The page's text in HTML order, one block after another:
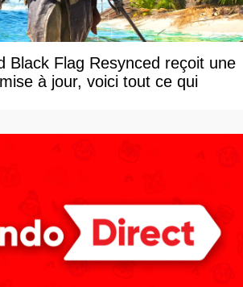
Black Flag Resynced reçoit une
à jour, voici tout ce qui